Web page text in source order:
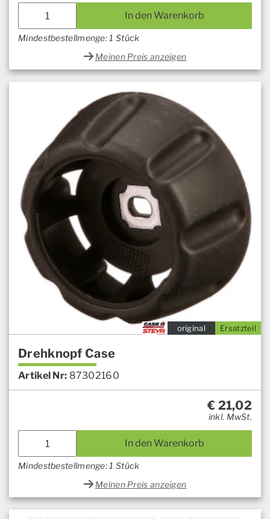
In den Warenkorb
Mindestbestellmenge: 1 Stück
Meinen Preis anzeigen
Ersatzteil
original
Drehknopf Case
Artikel Nr: 87302160
€ 21,02
inkl. MwSt.
In den Warenkorb
Mindestbestellmenge: 1 Stück
Meinen Preis anzeigen